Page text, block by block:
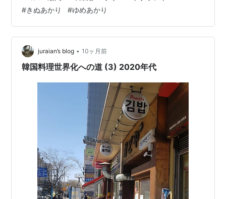
になってくれるのが、愛知県民おなじみのスーパー「カ
ネスエ」のプライベートブランド商品なんです。 今回
は、コスパと個性が両立した『液体味噌スープ味噌煮込
みうどん』を詳しくレビューします。 風来坊 元祖手羽先
唐揚 30本 名古屋名物 冷凍 惣菜 時…
#きぬあかり #ゆめあかり
juraian’s blog • 10ヶ月前
韓国料理世界化への道 (3) 2020年代